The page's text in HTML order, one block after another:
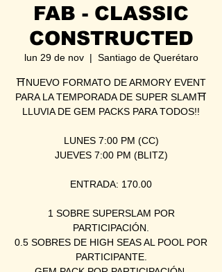
FAB - CLASSIC
CONSTRUCTED
lun 29 de nov
  |
Santiago de Querétaro
⛩NUEVO FORMATO DE ARMORY EVENT
PARA LA TEMPORADA DE SUPER SLAM⛩
LLUVIA DE GEM PACKS PARA TODOS!!
LUNES 7:00 PM (CC)
JUEVES 7:00 PM (BLITZ)
ENTRADA: 170.00
1 SOBRE SUPERSLAM POR
PARTICIPACIÓN.
0.5 SOBRES DE HIGH SEAS AL POOL POR
PARTICIPANTE.